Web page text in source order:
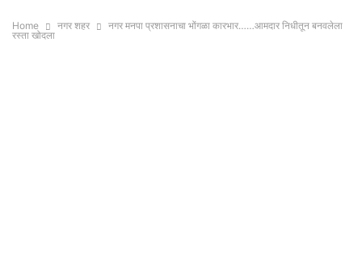
Home नगर शहर
नगर मनपा प्रशासनाचा भोंगळा कारभार……आमदार निधीतून बनवलेला
रस्ता खोदला